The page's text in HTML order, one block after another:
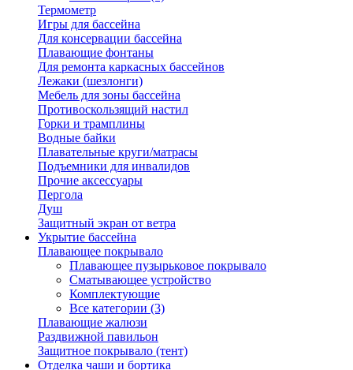
Термометр
Игры для бассейна
Для консервации бассейна
Плавающие фонтаны
Для ремонта каркасных бассейнов
Лежаки (шезлонги)
Мебель для зоны бассейна
Противоскользящий настил
Горки и трамплины
Водные байки
Плавательные круги/матрасы
Подъемники для инвалидов
Прочие аксессуары
Пергола
Душ
Защитный экран от ветра
Укрытие бассейна
Плавающее покрывало
Плавающее пузырьковое покрывало
Сматывающее устройство
Комплектующие
Все категории (3)
Плавающие жалюзи
Раздвижной павильон
Защитное покрывало (тент)
Отделка чаши и бортика